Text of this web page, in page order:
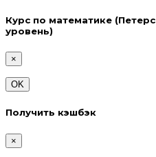
Курс по математике
уровень)
×
OK
Получить кэшбэк
×